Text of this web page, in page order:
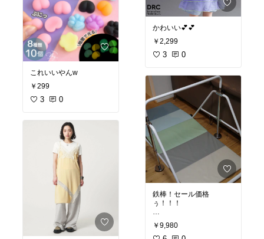
#買ってよかった #オリジ
ナル写真
これいいやんw
￥299
3 0
かわいい💕💕
￥2,299
3 0
鉄棒！セール価格
ぅ！！！
#オリジナル写真
￥9,980